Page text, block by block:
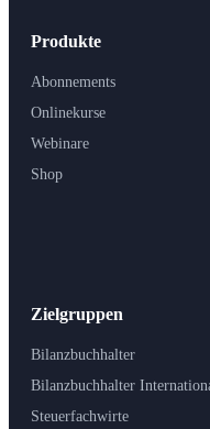
Produkte
Abonnements
Onlinekurse
Webinare
Shop
Zielgruppen
Bilanzbuchhalter
Bilanzbuchhalter
Steuerfachwirte